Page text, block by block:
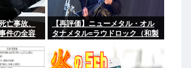
亡事故、
件の全容
る会』を
【再評価】ニューメタル・オル
タナメタル=ラウドロック（和製
お前らがキッズの頃好きだった
バンドは何？